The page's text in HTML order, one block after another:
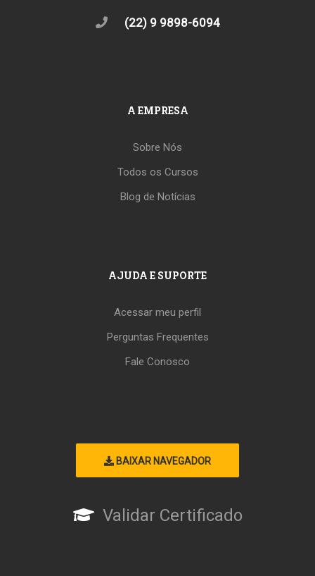
(22) 9 9898-6094
A EMPRESA
Sobre Nós
Todos os Cursos
Blog de Notícias
AJUDA E SUPORTE
Acessar meu perfil
Perguntas Frequentes
Fale Conosco
BAIXAR NAVEGADOR
Validar Certificado